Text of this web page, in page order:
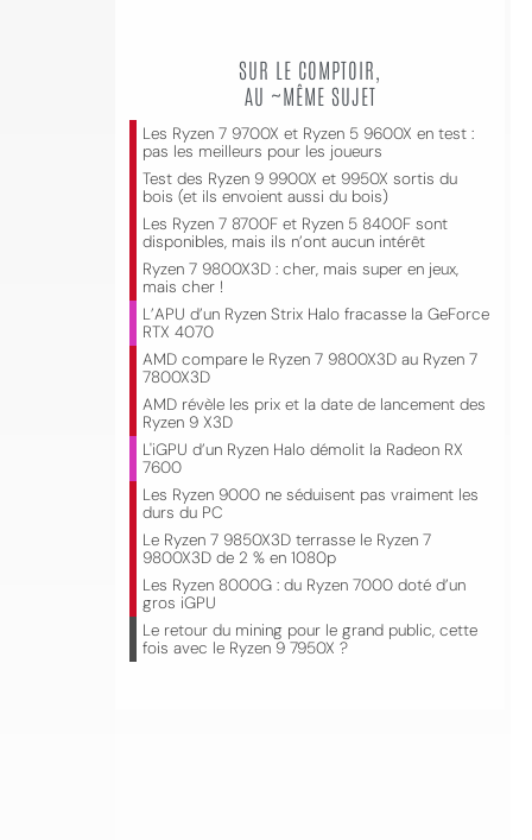
SUR LE COMPTOIR,
AU ~MÊME SUJET
Les Ryzen 7 9700X et Ryzen 5 9600X en test :
pas les meilleurs pour les joueurs
Test des Ryzen 9 9900X et 9950X sortis du
bois (et ils envoient aussi du bois)
Les Ryzen 7 8700F et Ryzen 5 8400F sont
disponibles, mais ils n’ont aucun intérêt
Ryzen 7 9800X3D : cher, mais super en jeux,
mais cher !
L’APU d’un Ryzen Strix Halo fracasse la GeForce
RTX 4070
AMD compare le Ryzen 7 9800X3D au Ryzen 7
7800X3D
AMD révèle les prix et la date de lancement des
Ryzen 9 X3D
L'iGPU d’un Ryzen Halo démolit la Radeon RX
7600
Les Ryzen 9000 ne séduisent pas vraiment les
durs du PC
Le Ryzen 7 9850X3D terrasse le Ryzen 7
9800X3D de 2 % en 1080p
Les Ryzen 8000G : du Ryzen 7000 doté d’un
gros iGPU
Le retour du mining pour le grand public, cette
fois avec le Ryzen 9 7950X ?